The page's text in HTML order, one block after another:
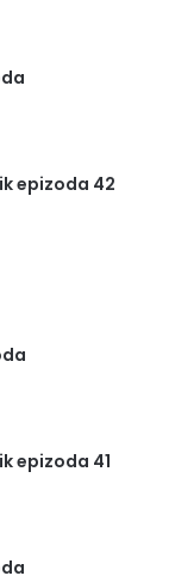
epizoda 42
epizoda 41